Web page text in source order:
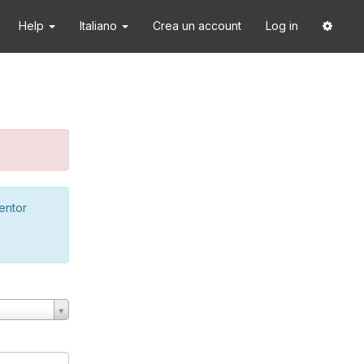
Help Italiano Crea un account Log in